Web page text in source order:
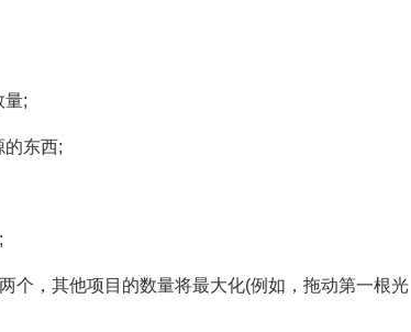
量;
的东西;
个，其他项目的数量将最大化(例如，拖动第一根光